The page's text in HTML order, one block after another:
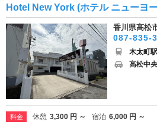
Hotel New York (ホテル ニューヨ
香川県高松
087-835-
木太町
高松中
料金 休憩 3,300 円 ～ 宿泊 6,000 円 ～